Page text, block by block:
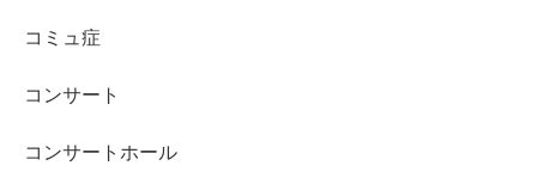
コミュ症
コンサート
コンサートホール